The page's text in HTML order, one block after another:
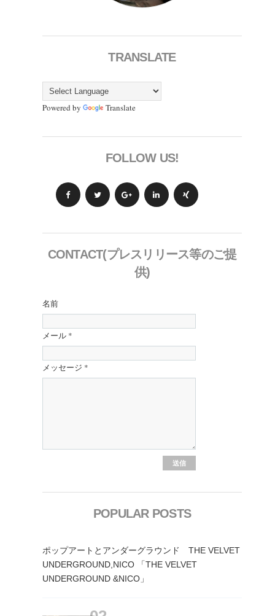
TRANSLATE
Powered by Translate
FOLLOW US!
CONTACT(プレスリリース等のご提
供)
名前
メール *
メッセージ *
POPULAR POSTS
ポップアートとアンダーグラウンド THE VELVET
UNDERGROUND,NICO 「THE VELVET
UNDERGROUND &NICO」